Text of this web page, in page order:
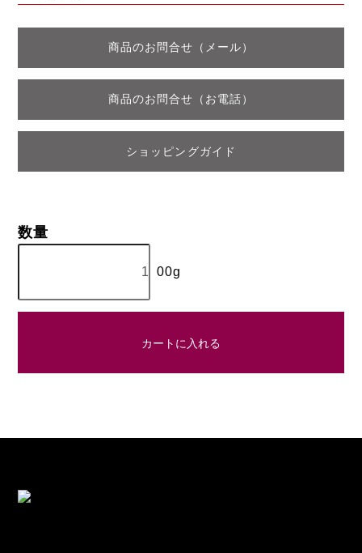
商品のお問合せ（メール）
商品のお問合せ（お電話）
ショッピングガイド
数量
00g
カートに入れる